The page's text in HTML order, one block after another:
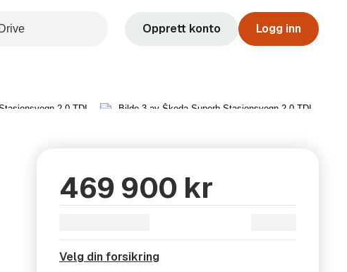
Opprett konto Logg inn
469 900 kr
Velg din forsikring